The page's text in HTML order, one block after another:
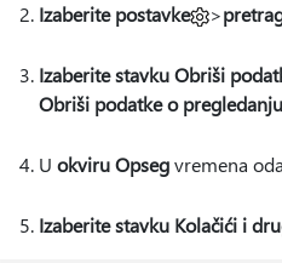
Izaberite postavke >
Izaberite stavku Obriši
Obriši podatke o
U okviru Opsegvremena
Izaberite stavku Kolačići i